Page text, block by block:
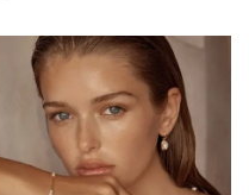
David Jones